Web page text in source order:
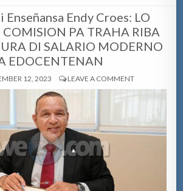
Endy Croes: LO
PA TRAHA RIBA
DI SALARIO MODERNO
EDOCENTENAN
12, 2023 LEAVE A COMMENT